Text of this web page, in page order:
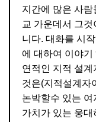
지간에 많은 사
교 가운데서 그
니다. 대화를 시
에 대하여 이야
연적인 지적 설
것은(지적설계자
논박할수 있는
가치가 있는 웅